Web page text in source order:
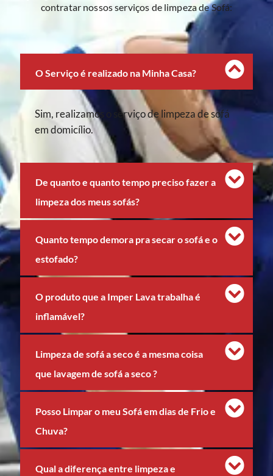
contratar nossos serviços de limpeza de Sofá:
O Serviço é realizado na Minha Casa?
Sim, realizamos o serviço de limpeza de sofá
em domicílio.
De quanto e quanto tempo preciso fazer a
limpeza dos meus sofás?
Quanto tempo demora pra secar o sofá e o
estofado?
O produto que a Imper Lava trabalha é
inflamável?
Limpeza de sofá a seco é a mesma coisa
que lavagem de sofá a seco ?
Posso Limpar o meu Sofá em dias de Frio e
Chuva?
Qual a diferença entre limpeza e